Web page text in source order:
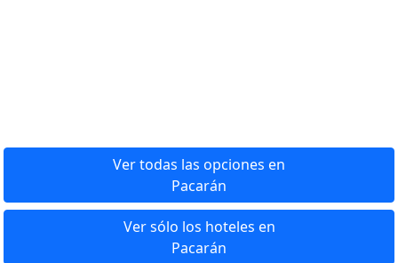
Ver todas las opciones en
Pacarán
Ver sólo los hoteles en
Pacarán